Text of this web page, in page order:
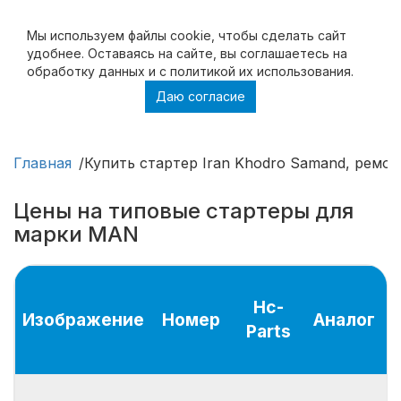
Мы используем файлы cookie, чтобы cделать сайт
удобнее. Оставаясь на сайте, вы соглашаетесь на
обработку данных и с политикой их использования.
Даю согласие
Купить стартер Iran Khodro Samand, ремонт
Главная Купить стартер Iran Khodro Samand,
Цены на типовые стартеры для
марки MAN
Изображение Номер
Hc-
Parts
Аналог